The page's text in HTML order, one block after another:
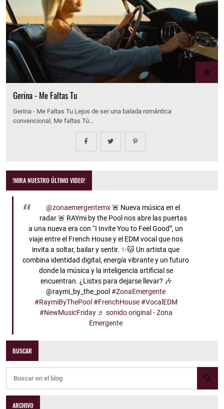
Gerina - Me Faltas Tu
Gerina - Me Faltas Tu Lejos de ser una balada romántica
convencional, Me faltas Tú…
!MIRA NUESTRO ÚLTIMO VIDEO!
@zonaemergentemx🚨 Nueva música en el
radar 🚨 RAYmi by the Pool nos abre las puertas
a una nueva era con “I Invite You to Feel Good”, un
viaje entre el French House y el EDM vocal que nos
invita a soltar, bailar y sentir. ✨🐱 Un artista que
combina identidad digital, energía vibrante y un futuro
donde la música y la inteligencia artificial se
encuentran. ¿Listxs para dejarse llevar? 🎶
@raymi_by_the_pool#ZonaEmergente
#RaymiByThePool #FrenchHouse #VocalEDM
#NewMusicFriday ♬ sonido original - Zona
Emergente
BUSCAR
ARCHIVO